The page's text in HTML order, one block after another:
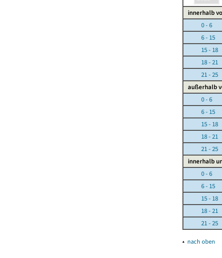
innerhalb
0 - 6
6 - 15
15 - 18
18 - 21
21 - 25
außerhalb
0 - 6
6 - 15
15 - 18
18 - 21
21 - 25
innerhalb
0 - 6
6 - 15
15 - 18
18 - 21
21 - 25
▴ nach oben